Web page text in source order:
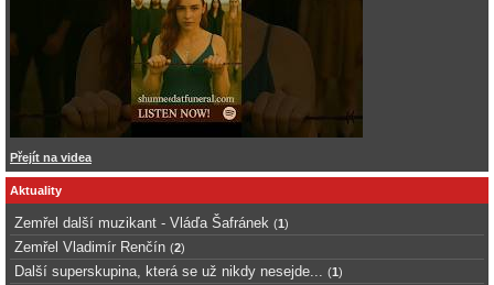
Přejít na videa
Aktuality
Zemřel další muzikant - Vláďa Šafránek (1)
Zemřel Vladimír Renčín (2)
Další superskupina, která se už nikdy nesejde... (1)